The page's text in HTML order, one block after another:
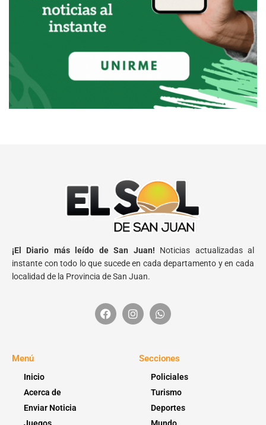
¡El Diario más leído de San Juan! Noticias actualizadas al
instante con todo lo que sucede en cada departamento y en cada
localidad de la Provincia de San Juan.
Menú
Inicio
Acerca de
Enviar Noticia
Secciones
Policiales
Turismo
Deportes